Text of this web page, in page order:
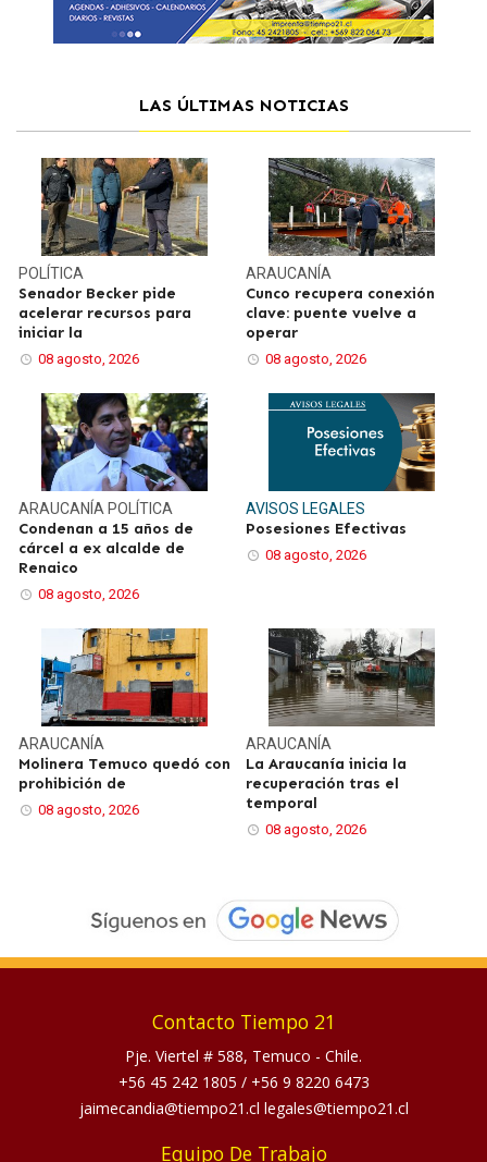
LAS ÚLTIMAS NOTICIAS
POLÍTICA
Senador Becker pide
acelerar recursos para
iniciar la
08 agosto, 2026
ARAUCANÍA
Cunco recupera conexión
clave: puente vuelve a
operar
08 agosto, 2026
ARAUCANÍA POLÍTICA
Condenan a 15 años de
cárcel a ex alcalde de
Renaico
08 agosto, 2026
AVISOS LEGALES
Posesiones Efectivas
08 agosto, 2026
ARAUCANÍA
Molinera Temuco quedó con
prohibición de
08 agosto, 2026
ARAUCANÍA
La Araucanía inicia la
recuperación tras el
temporal
08 agosto, 2026
Contacto Tiempo 21
Pje. Viertel # 588, Temuco - Chile.
+56 45 242 1805 / +56 9 8220 6473
jaimecandia@tiempo21.cl legales@tiempo21.cl
Equipo De Trabajo